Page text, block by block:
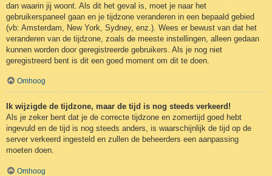
dan waarin jij woont. Als dit het geval is, moet je naar het
gebruikerspaneel gaan en je tijdzone veranderen in een bepaald gebied
(vb: Amsterdam, New York, Sydney, enz.). Wees er bewust van dat het
veranderen van de tijdzone, zoals de meeste instellingen, alleen gedaan
kunnen worden door geregistreerde gebruikers. Als je nog niet
geregistreerd bent is dit een goed moment om dit te doen.
Omhoog
Ik wijzigde de tijdzone, maar de tijd is nog steeds verkeerd!
Als je zeker bent dat je de correcte tijdzone en zomertijd goed hebt
ingevuld en de tijd is nog steeds anders, is waarschijnlijk de tijd op de
server verkeerd ingesteld en zullen de beheerders een aanpassing
moeten doen.
Omhoog